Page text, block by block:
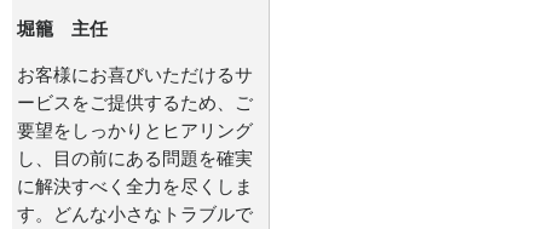
堀籠 主任
お客様にお喜びいただけるサ
ービスをご提供するため、ご
要望をしっかりとヒアリング
し、目の前にある問題を確実
に解決すべく全力を尽くしま
す。どんな小さなトラブルで